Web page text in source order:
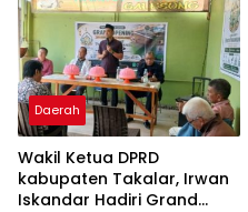
Daerah
Wakil Ketua DPRD
kabupaten Takalar, Irwan
Iskandar Hadiri Grand